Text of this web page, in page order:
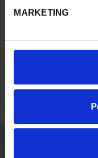
MARKETING